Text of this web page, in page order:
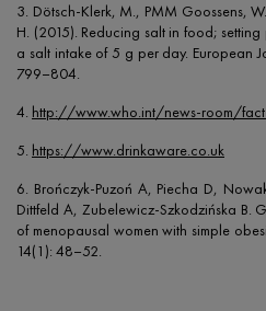
3. Dötsch-Klerk, M., PMM Goossens,
H. (2015). Reducing salt in food;
a salt intake of 5 g per day. European
799–804.
4. http://www.who.int/news-room/
5. https://www.drinkaware.co.uk
6. Brończyk-Puzoń A, Piecha D,
Dittfeld A, Zubelewicz-Szkodzińska B.
of menopausal women with simple
14(1): 48–52.